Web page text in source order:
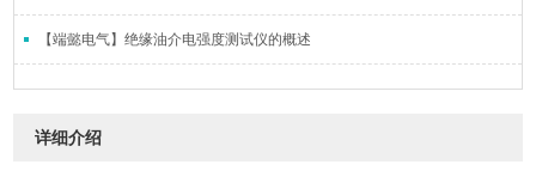
【端懿电气】绝缘油介电强度测试仪的概述
详细介绍